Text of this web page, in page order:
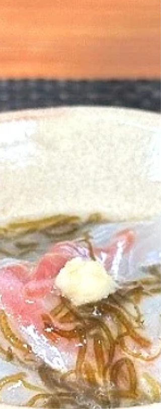
梅風味酒蒸し【動
画】